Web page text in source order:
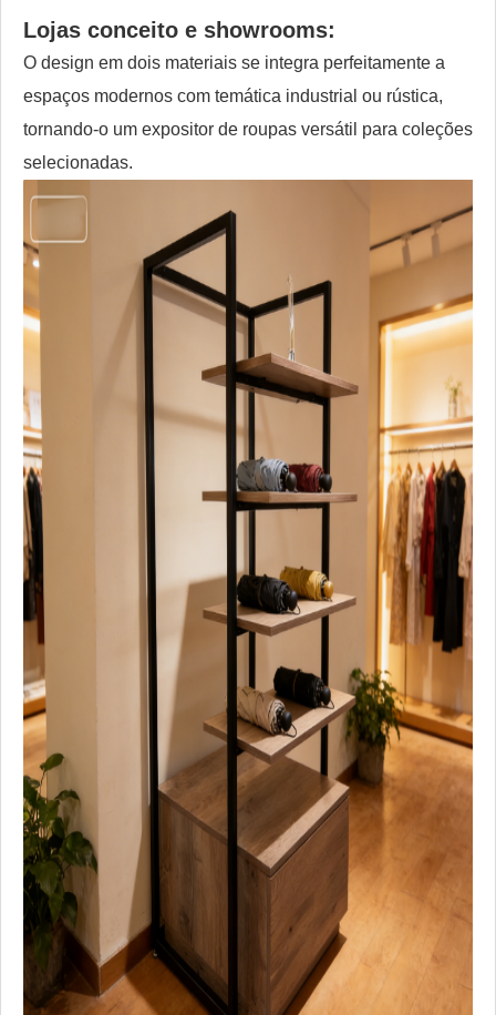
Lojas conceito e showrooms:
O design em dois materiais se integra perfeitamente a
espaços modernos com temática industrial ou rústica,
tornando-o um expositor de roupas versátil para coleções
selecionadas.